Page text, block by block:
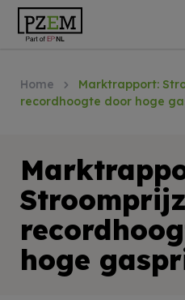
Home
Marktrapport:
recordhoogte door hoge
hoge